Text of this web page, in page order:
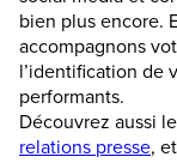
bien plus encore.
accompagnons
l’identification de
performants.
Découvrez aussi
relations presse, et